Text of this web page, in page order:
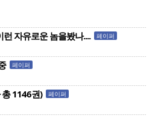
자유로운 놈을봤나.... 페이퍼
페이퍼
총 1146권) 페이퍼